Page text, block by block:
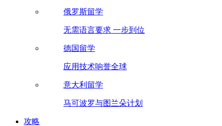
俄罗斯留学
无需语言要求 一步到位
德国留学
应用技术响誉全球
意大利留学
马可波罗与图兰朵计划
攻略